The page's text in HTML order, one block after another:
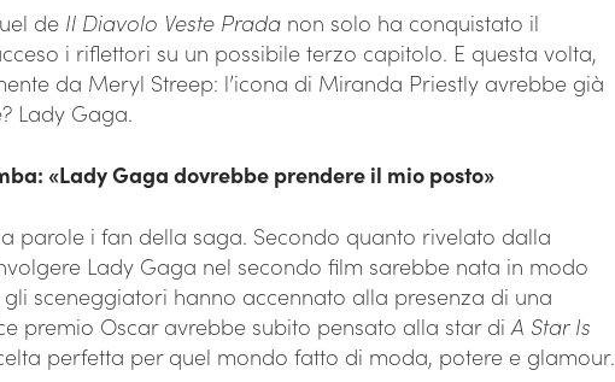
de Il Diavolo Veste Prada non solo ha conquistato il
i riflettori su un possibile terzo capitolo. E questa volta,
da Meryl Streep: l’icona di Miranda Priestly avrebbe già
Lady Gaga.
«Lady Gaga dovrebbe prendere il mio posto»
parole i fan della saga. Secondo quanto rivelato dalla
Lady Gaga nel secondo film sarebbe nata in modo
sceneggiatori hanno accennato alla presenza di una
premio Oscar avrebbe subito pensato alla star diA Star Is
perfetta per quel mondo fatto di moda, potere e glamour.